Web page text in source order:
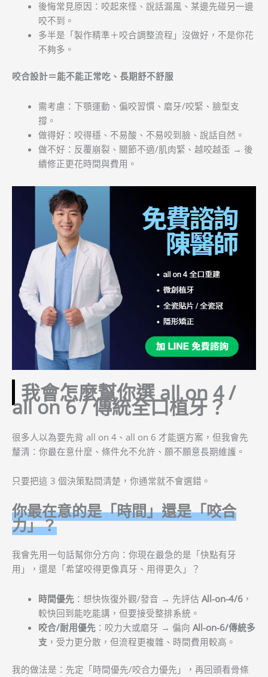
後悔常見原因：咬起來怪、說話漏風、某邊先碰另一邊
咬不到。
多半是「製作精準＋咬合調整流程」沒做好，不是你花
不夠多。
咬合設計＝能不能正常吃、長期舒不舒服
需考慮：下顎運動、偏咬習慣、磨牙/咬緊、臉型支
撐。
做得好：咬得穩、不易酸、不易咬到臉、說話自然。
做不好：反覆崩裂、關節不適/肌肉緊、越咬越歪 → 後
續修正更花時間與費用。
我會怎麼幫你選 all on 4 /
all on 6 / 傳統全口植牙？
很多人以為要先背 all on 4、all on 6 才能選方案，但我會先
釐清：你最在意什麼、條件允不允許、願不願意長期維護。
只要把這 3 個決策點問清楚，你通常就不會選錯。
你最在意的是「時間」還是「咬合
力」？
我會先用一句話幫你分方向：你現在最急的是「快點有牙
用」，還是「希望咬得更像真牙、用得更久」？
時間優先：想快恢復外觀/發音 → 先評估 All-on-4/6，
較快回到能吃能講，但要接受整排系統。
咬合/耐用優先：咬力大或磨牙 → 偏向 All-on-6/傳統多
支 ，受力更分散，但流程更複雜、時間費用較高。
我的做法是：先定「時間優先/咬合力優先」，再回頭看骨條